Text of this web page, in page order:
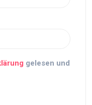
gelesen und